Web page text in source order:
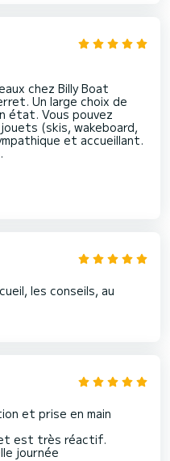
chez Billy Boat
Un large choix de
état. Vous pouvez
(skis, wakeboard,
et accueillant.
les conseils, au
et prise en main
et est très réactif.
journée